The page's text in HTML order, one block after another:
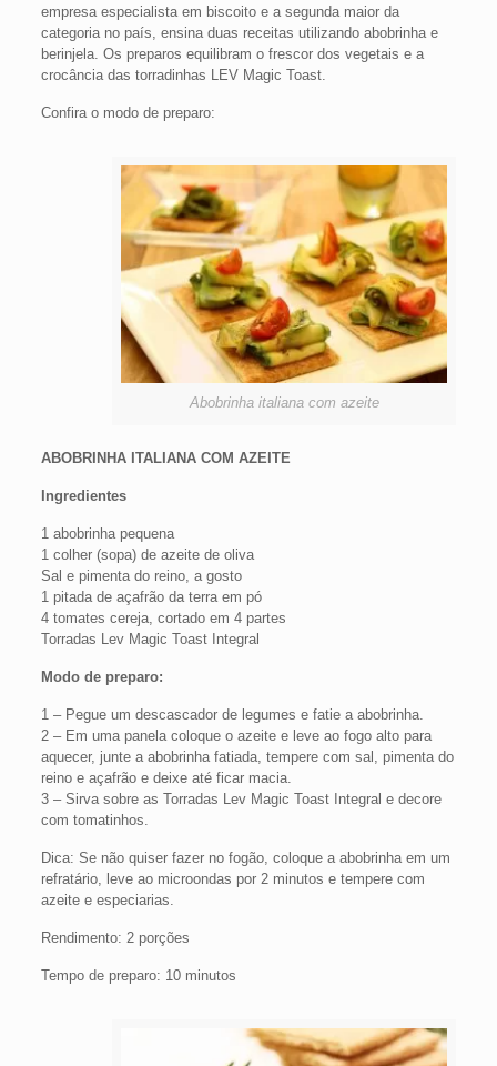
empresa especialista em biscoito e a segunda maior da
categoria no país, ensina duas receitas utilizando abobrinha e
berinjela. Os preparos equilibram o frescor dos vegetais e a
crocância das torradinhas LEV Magic Toast.
Confira o modo de preparo:
Abobrinha italiana com azeite
ABOBRINHA ITALIANA COM AZEITE
Ingredientes
1 abobrinha pequena
1 colher (sopa) de azeite de oliva
Sal e pimenta do reino, a gosto
1 pitada de açafrão da terra em pó
4 tomates cereja, cortado em 4 partes
Torradas Lev Magic Toast Integral
Modo de preparo:
1 – Pegue um descascador de legumes e fatie a abobrinha.
2 – Em uma panela coloque o azeite e leve ao fogo alto para
aquecer, junte a abobrinha fatiada, tempere com sal, pimenta do
reino e açafrão e deixe até ficar macia.
3 – Sirva sobre as Torradas Lev Magic Toast Integral e decore
com tomatinhos.
Dica: Se não quiser fazer no fogão, coloque a abobrinha em um
refratário, leve ao microondas por 2 minutos e tempere com
azeite e especiarias.
Rendimento: 2 porções
Tempo de preparo: 10 minutos